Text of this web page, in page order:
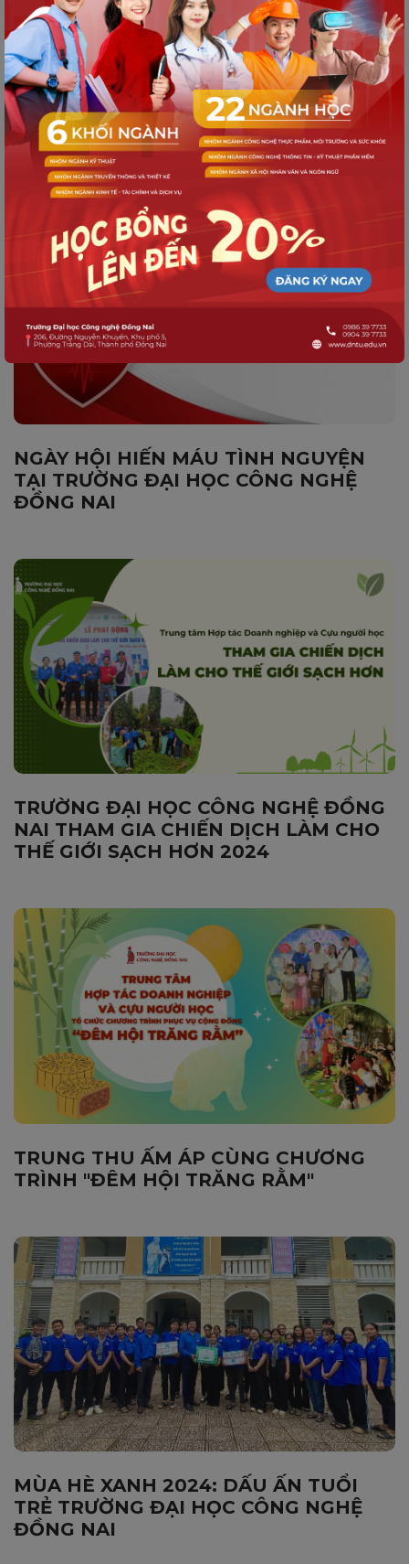
HOẠT ĐỘNG CỘNG ĐỒNG
Sinh viên DNTU "thay áo mới" cho cột
điện - Gửi gắm thông điệp xanh
NGÀY HỘI HIẾN MÁU TÌNH NGUYỆN
TẠI TRƯỜNG ĐẠI HỌC CÔNG NGHỆ
ĐỒNG NAI
TRƯỜNG ĐẠI HỌC CÔNG NGHỆ ĐỒNG
NAI THAM GIA CHIẾN DỊCH LÀM CHO
THẾ GIỚI SẠCH HƠN 2024
TRUNG THU ẤM ÁP CÙNG CHƯƠNG
TRÌNH "ĐÊM HỘI TRĂNG RẰM"
MÙA HÈ XANH 2024: DẤU ẤN TUỔI
TRẺ TRƯỜNG ĐẠI HỌC CÔNG NGHỆ
ĐỒNG NAI